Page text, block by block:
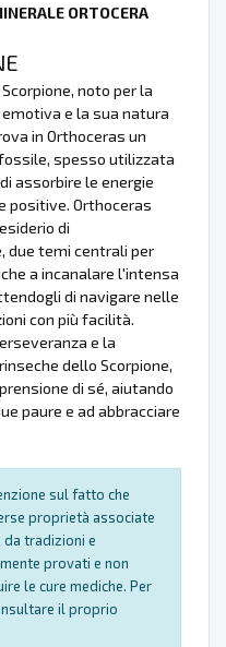
ORTOCERA
noto per la
e la sua natura
in Orthoceras un
spesso utilizzata
assorbire le energie
positive. Orthoceras
di
due temi centrali per
a incanalare l'intensa
di navigare nelle
con più facilità.
e la
dello Scorpione,
di sé, aiutando
paure e ad abbracciare
sul fatto che
proprietà associate
tradizioni e
provati e non
le cure mediche. Per
il proprio